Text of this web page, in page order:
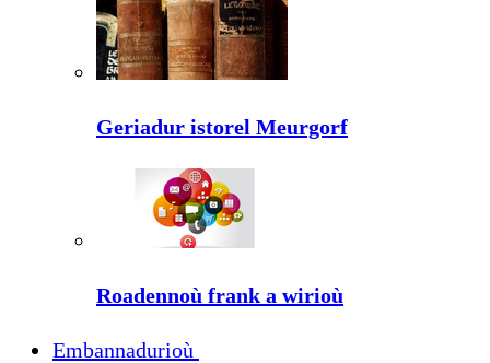
Geriadur istorel Meurgorf
Roadennoù frank a wirioù
Embannadurioù